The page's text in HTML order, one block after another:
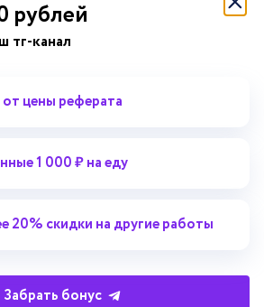
Последние статьи
рублей
тг-канал
цены реферата
1 000 ₽ на еду
20% скидки на другие работы
Забрать бонус